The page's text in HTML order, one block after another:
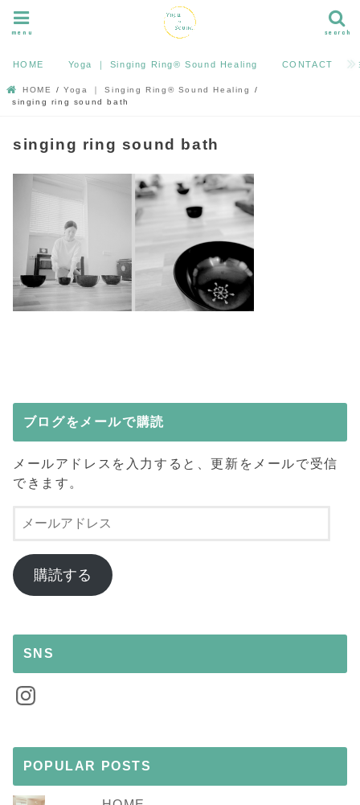
search
menu
HOME Yoga ｜ Singing Ring®︎ Sound Healing CONTACT
HOME
Yoga ｜ Singing Ring®︎ Sound Healing
singing ring sound bath
singing ring sound bath
ブログをメールで購読
メールアドレスを入力すると、更新をメールで受信
できます。
ル
ア
ド
購読する
SNS
Instagram
POPULAR POSTS